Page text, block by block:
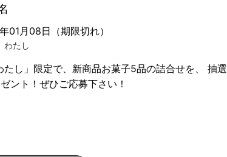
01月08日（期限切れ）
わたし
たし」限定で、新商品お菓子5品の詰合せを、 抽選
ント！ぜひご応募下さい！